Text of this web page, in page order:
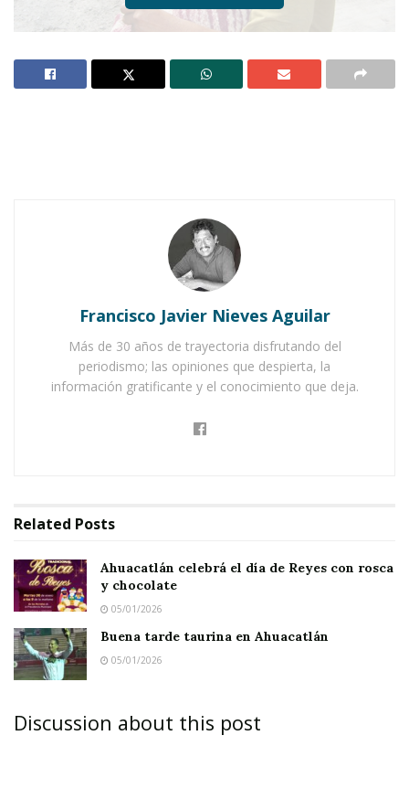
Ahuacatlán celebrá el día de Reyes con rosca y
Buena tarde taurina en Ahuacatlán
Francisco Javier Nieves Aguilar
Más de 30 años de trayectoria disfrutando del
periodismo; las opiniones que despierta, la
información gratificante y el conocimiento que deja.
Related Posts
Ahuacatlán celebrá el día de Reyes con rosca
y chocolate
05/01/2026
Buena tarde taurina en Ahuacatlán
05/01/2026
Discussion about this post